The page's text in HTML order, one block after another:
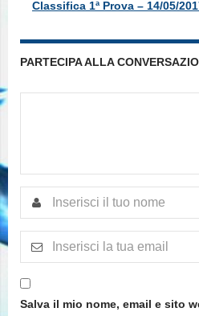
Classifica 1ª Prova – 14/05/
PARTECIPA ALLA
Salva il mio nome, email e sito